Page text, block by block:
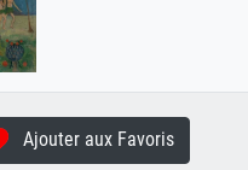
Ajouter aux Favoris